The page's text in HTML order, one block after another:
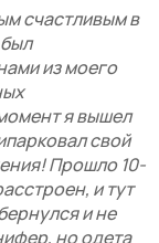
счастливым в
из моего
я вышел
свой
Прошло 10-
и тут
и не
но одета